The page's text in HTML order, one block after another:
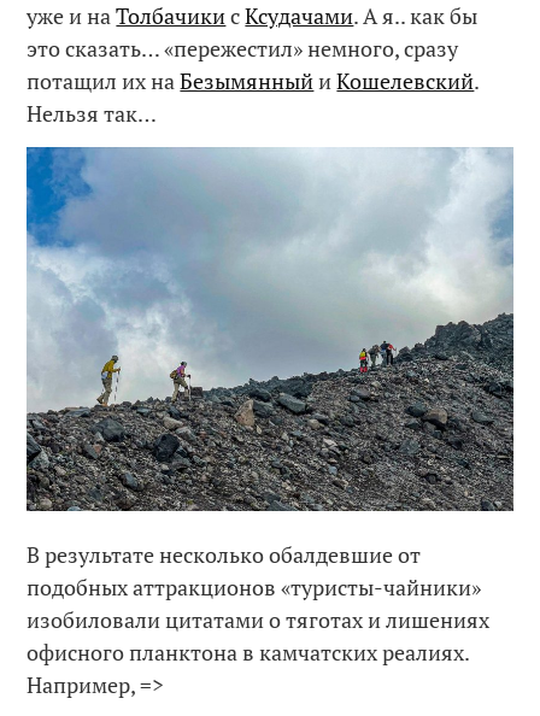
уже и наТолбачикисКсудачами. А я.. как бы
это сказать… «пережестил» немного, сразу
потащил их наБезымянныйиКошелевский.
Нельзя так…
В результате несколько обалдевшие от
подобных аттракционов «туристы-чайники»
изобиловали цитатами о тяготах и лишениях
офисного планктона в камчатских реалиях.
Например, =>